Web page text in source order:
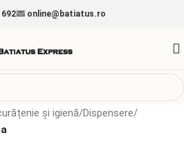
online@batiatus.ro
și igienă Dispensere